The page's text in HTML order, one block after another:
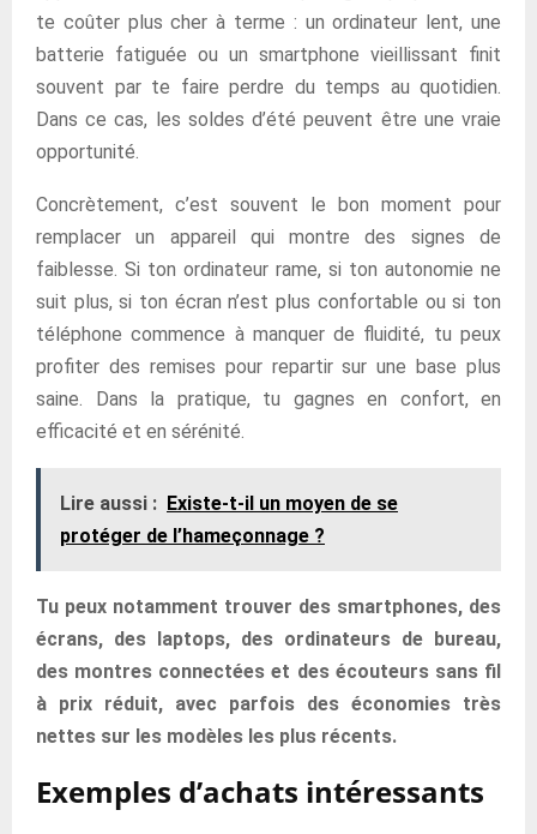
te coûter plus cher à terme : un ordinateur lent, une
batterie fatiguée ou un smartphone vieillissant finit
souvent par te faire perdre du temps au quotidien.
Dans ce cas, les soldes d’été peuvent être une vraie
opportunité.
Concrètement, c’est souvent le bon moment pour
remplacer un appareil qui montre des signes de
faiblesse. Si ton ordinateur rame, si ton autonomie ne
suit plus, si ton écran n’est plus confortable ou si ton
téléphone commence à manquer de fluidité, tu peux
profiter des remises pour repartir sur une base plus
saine. Dans la pratique, tu gagnes en confort, en
efficacité et en sérénité.
Lire aussi : Existe-t-il un moyen de se
protéger de l’hameçonnage ?
Tu peux notamment trouver des smartphones, des
écrans, des laptops, des ordinateurs de bureau,
des montres connectées et des écouteurs sans fil
à prix réduit, avec parfois des économies très
nettes sur les modèles les plus récents.
Exemples d’achats intéressants